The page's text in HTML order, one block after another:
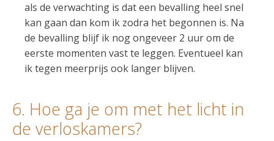
als de verwachting is dat een bevalling heel snel
kan gaan dan kom ik zodra het begonnen is. Na
de bevalling blijf ik nog ongeveer 2 uur om de
eerste momenten vast te leggen. Eventueel kan
ik tegen meerprijs ook langer blijven.
6. Hoe ga je om met het licht in
de verloskamers?